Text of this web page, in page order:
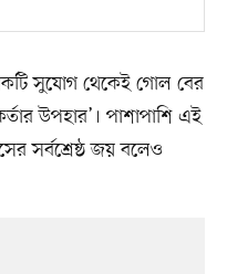
সুযোগ থেকেই গোল বের
উপহার’। পাশাপাশি এই
সর্বশ্রেষ্ঠ জয় বলেও